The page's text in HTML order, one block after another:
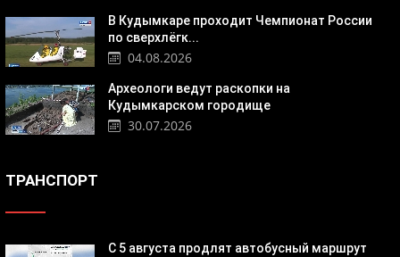
В Кудымкаре проходит Чемпионат России
по сверхлёгк...
04.08.2026
Археологи ведут раскопки на
Кудымкарском городище
30.07.2026
ТРАНСПОРТ
С 5 августа продлят автобусный маршрут